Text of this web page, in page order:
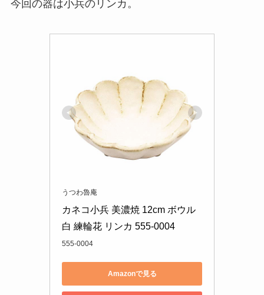
今回の器は小兵のリンカ。
うつわ魯庵
カネコ小兵 美濃焼 12cm ボウル
白 練輪花 リンカ 555-0004
555-0004
Amazonで見る